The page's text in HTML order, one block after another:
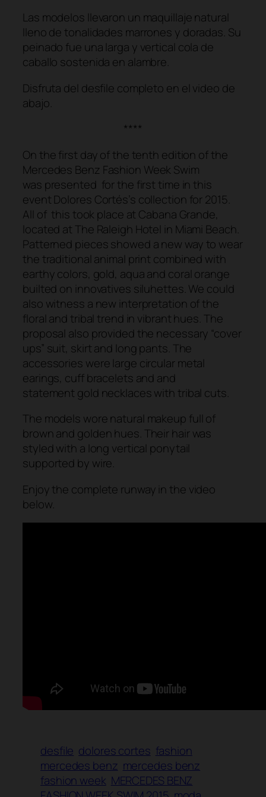
Las modelos llevaron un maquillaje natural
lleno de tonalidades marrones y doradas. Su
peinado fue una larga y vertical cola de
caballo sostenida en alambre.
Disfruta del desfile completo en el video de
abajo.
****
On the first day of the tenth edition of the
Mercedes Benz Fashion Week Swim
was presented for the first time in this
event Dolores Cortés’s collection for 2015.
All of this took place at Cabana Grande,
located at The Raleigh Hotel in Miami Beach.
Patterned pieces showed a new way to wear
the traditional animal print combined with
earthy colors, gold, aqua and coral orange
builted on innovatives siluhettes. We could
also witness a new interpretation of the
floral and tribal trend in vibrant hues. The
proposal also provided the necessary “cover
ups” suit, skirt and long pants. The
accessories were large circular metal
earings, cuff bracelets and and
statement gold necklaces with tribal cuts.
The models wore natural makeup full of
brown and golden hues. Their hair was
styled with a long vertical ponytail
supported by wire.
Enjoy the complete runway in the video
below.
desfile dolores cortes fashion
mercedes benz mercedes benz
fashion week MERCEDES BENZ